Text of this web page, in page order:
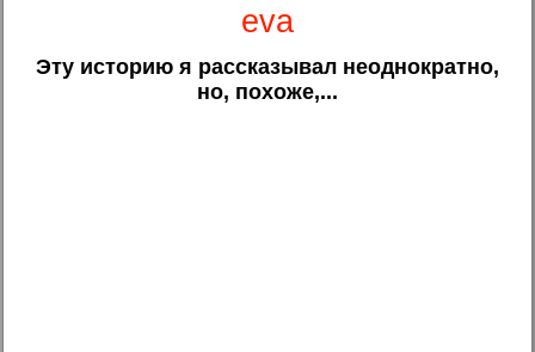
eva
Эту историю я рассказывал неоднократно,
но, похоже,...